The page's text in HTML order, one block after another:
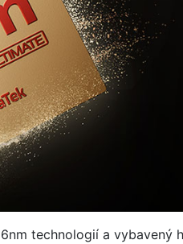
technologií a vybavený